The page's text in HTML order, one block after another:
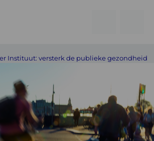
Instituut: versterk de publieke gezondheid